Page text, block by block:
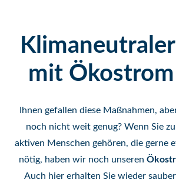
mit
Ihnen gefallen diese Maßnahmen,
noch nicht weit genug? Wenn Sie
aktiven Menschen gehören, die gerne
nötig, haben wir noch unseren
Auch hier erhalten Sie wieder